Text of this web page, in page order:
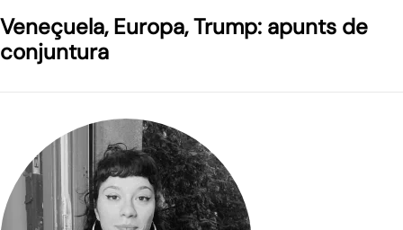
Veneçuela, Europa, Trump: apunts de
conjuntura